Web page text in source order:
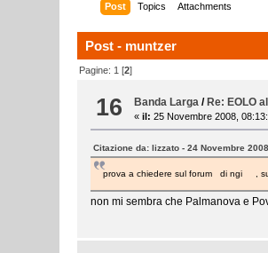
Post Topics Attachments
Post - muntzer
Pagine: 1 [2]
16 Banda Larga / Re: EOLO
«il: 25 Novembre 2008,
Citazione da: lizzato - 24 Novembre
prova a chiedere sul forum di ngi ,
non mi sembra che Palmanova e